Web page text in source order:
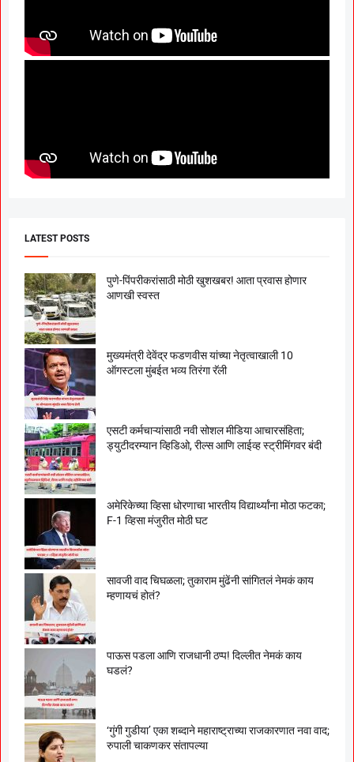
LATEST POSTS
पुणे-पिंपरीकरांसाठी मोठी खुशखबर! आता प्रवास होणार
आणखी स्वस्त
मुख्यमंत्री देवेंद्र फडणवीस यांच्या नेतृत्वाखाली 10
ऑगस्टला मुंबईत भव्य तिरंगा रॅली
एसटी कर्मचाऱ्यांसाठी नवी सोशल मीडिया आचारसंहिता;
ड्युटीदरम्यान व्हिडिओ, रील्स आणि लाईव्ह स्ट्रीमिंगवर बंदी
अमेरिकेच्या व्हिसा धोरणाचा भारतीय विद्यार्थ्यांना मोठा फटका;
F-1 व्हिसा मंजुरीत मोठी घट
सावजी वाद चिघळला; तुकाराम मुंढेंनी सांगितलं नेमकं काय
म्हणायचं होतं?
पाऊस पडला आणि राजधानी ठप्प! दिल्लीत नेमकं काय
घडलं?
‘गुंगी गुडीया’ एका शब्दाने महाराष्ट्राच्या राजकारणात नवा वाद;
रुपाली चाकणकर संतापल्या